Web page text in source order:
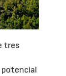
tres
potencial